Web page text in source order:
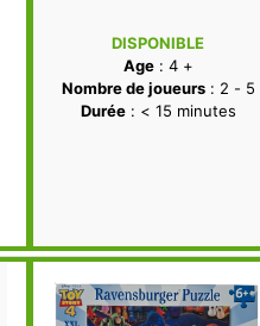
DISPONIBLE
Age: 4 +
Nombre de joueurs: 2 - 5
Durée: < 15 minutes